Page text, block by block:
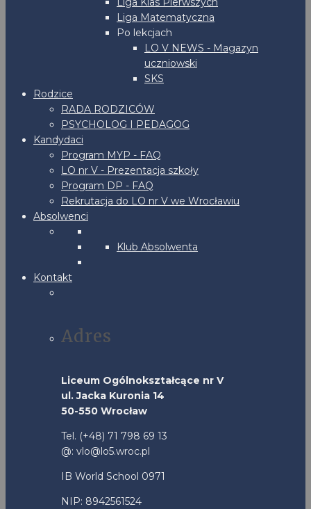
Liga Matematyczna
Po lekcjach
LO V NEWS - Magazyn
uczniowski
SKS
Rodzice
RADA RODZICÓW
PSYCHOLOG I PEDAGOG
Kandydaci
Program MYP - FAQ
LO nr V - Prezentacja szkoły
Program DP - FAQ
Rekrutacja do LO nr V we Wrocławiu
Absolwenci
Klub Absolwenta
Kontakt
Adres
Liceum Ogólnokształcące nr V
ul. Jacka Kuronia 14
50-550 Wrocław
Tel. (+48) 71 798 69 13
@: vlo@lo5.wroc.pl
IB World School 0971
NIP: 8942561524